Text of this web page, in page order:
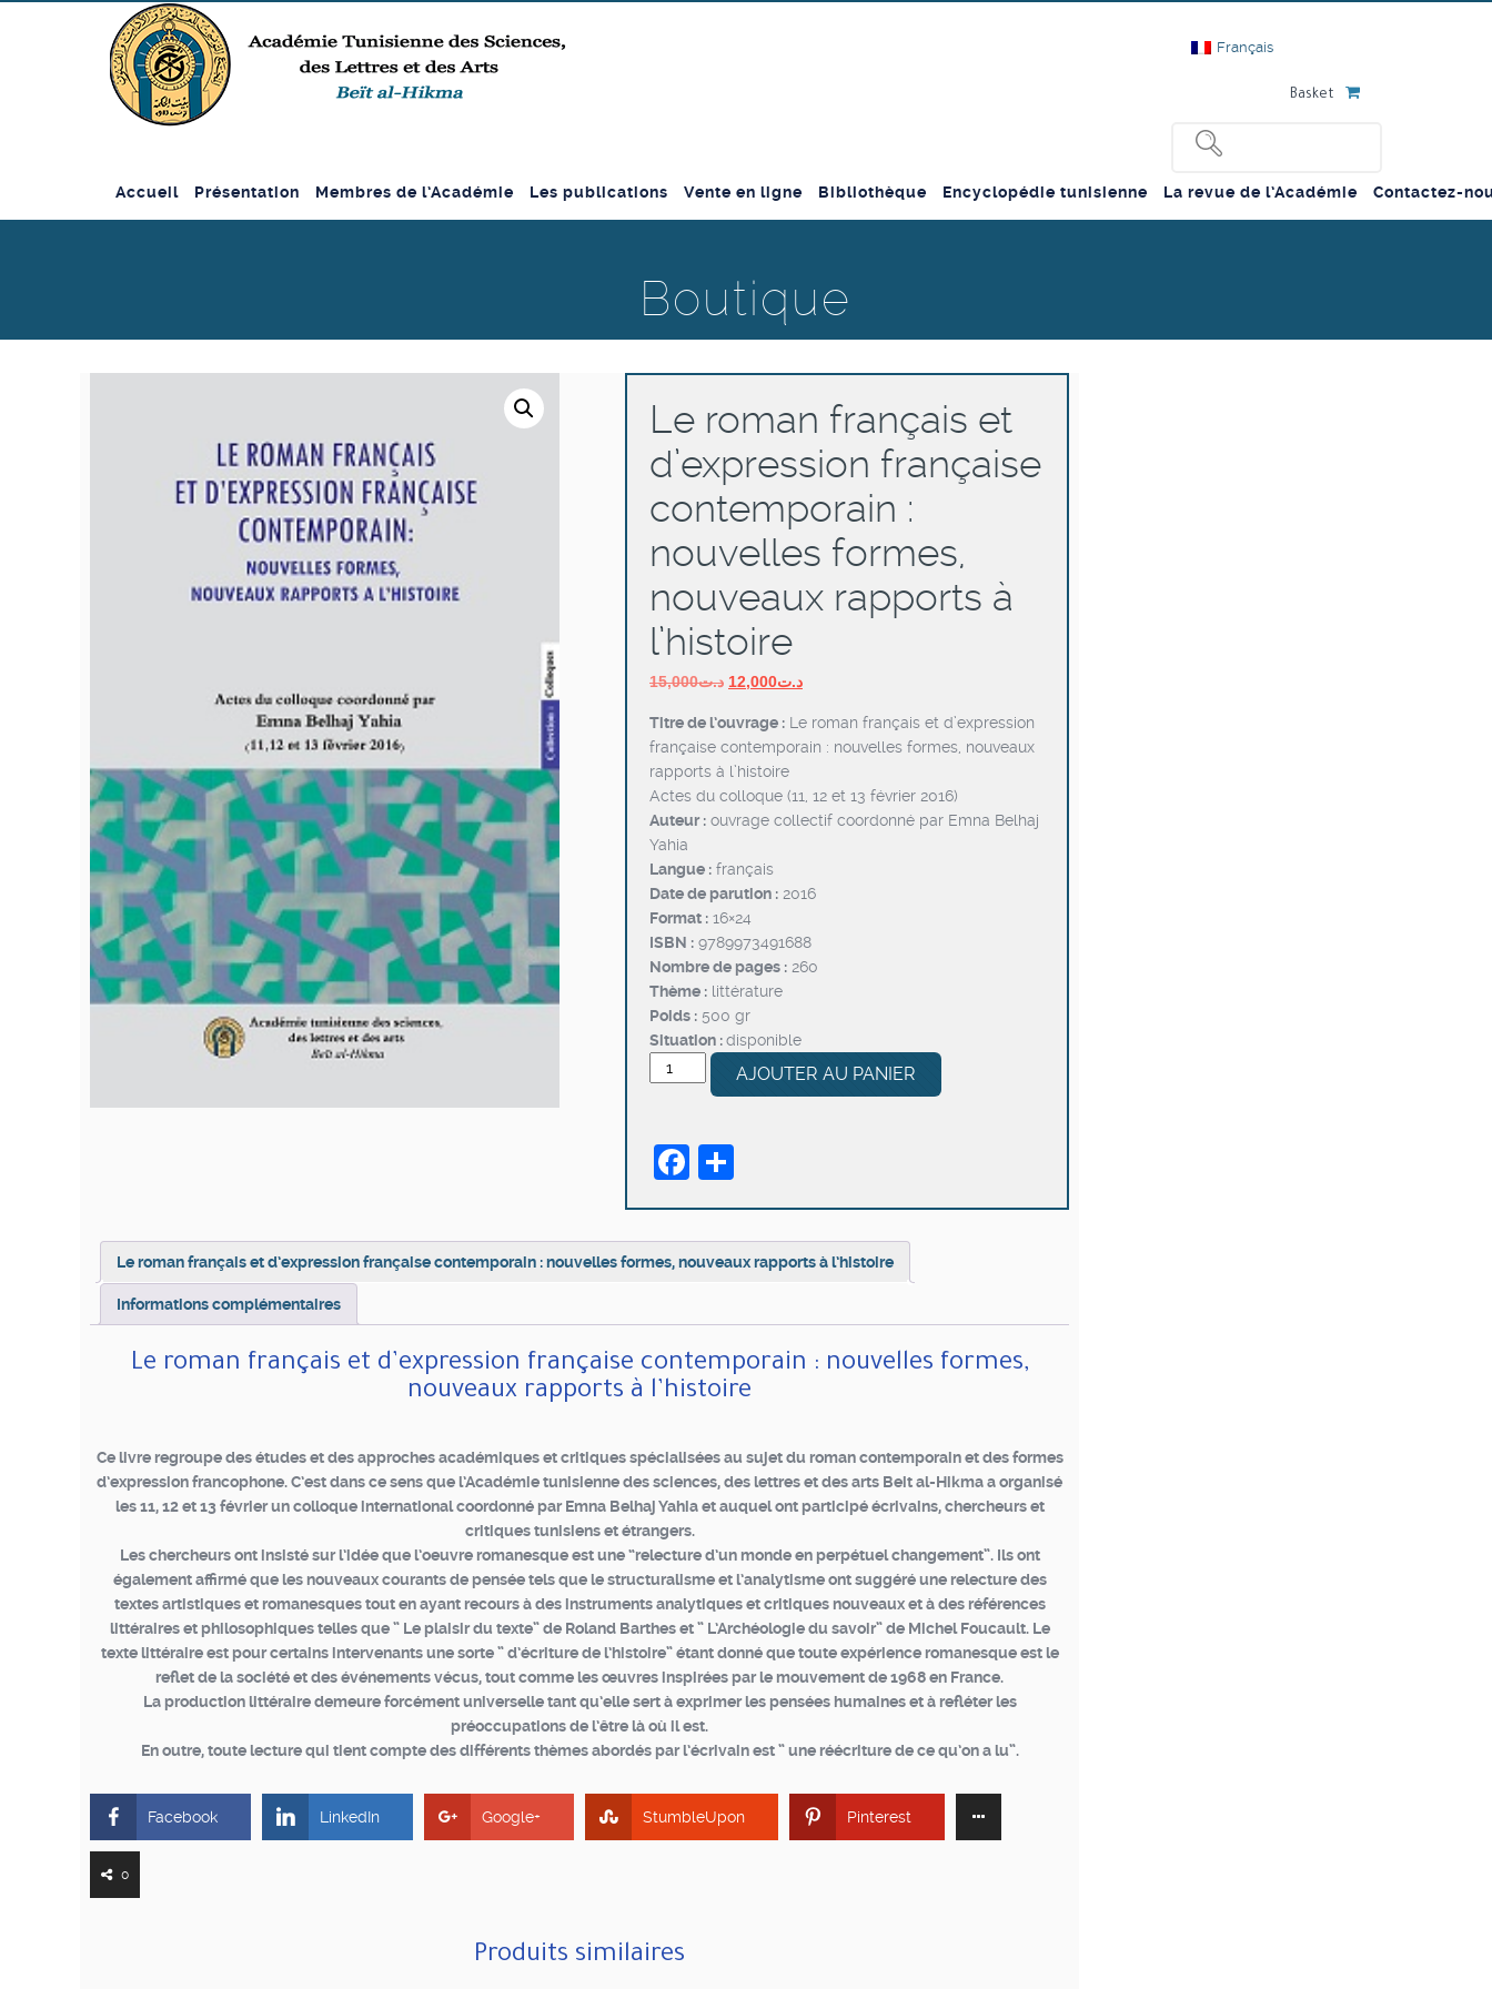
Français
Basket
Accueil Présentation Membres de l’Académie Les publications Vente en ligne Bibliothèque Encyclopédie tunisienne La revue de l’Académie Contactez-
Boutique
Le roman français et
d’expression française
contemporain :
nouvelles formes,
nouveaux rapports à
l’histoire
د.ت15,000
Le
initial
était :
د.ت12,000
Le
actuel
est :
Titre de l’ouvrage : Le roman français et d’expression
française contemporain : nouvelles formes, nouveaux
rapports à l’histoire
Actes du colloque (11, 12 et 13 février 2016)
Auteur : ouvrage collectif coordonné par Emna Belhaj
Yahia
Langue : français
Date de parution : 2016
Format : 16×24
ISBN : 9789973491688
Nombre de pages : 260
Thème : littérature
Poids : 500 gr
Situation :disponible
quantité
de
français
d’expression
contemporain
nouveaux
rapports
AJOUTER AU PANIER
Facebook
Le roman français et d’expression française contemporain : nouvelles formes, nouveaux rapports à l’histoire
Informations complémentaires
Le roman français et d’expression française contemporain : nouvelles formes,
nouveaux rapports à l’histoire
Ce livre regroupe des études et des approches académiques et critiques spécialisées au sujet du roman contemporain et des formes
d’expression francophone. C’est dans ce sens que l’Académie tunisienne des sciences, des lettres et des arts Beit al-Hikma a organisé
les 11, 12 et 13 février un colloque international coordonné par Emna Belhaj Yahia et auquel ont participé écrivains, chercheurs et
critiques tunisiens et étrangers.
Les chercheurs ont insisté sur l’idée que l’oeuvre romanesque est une “relecture d’un monde en perpétuel changement”. Ils ont
également affirmé que les nouveaux courants de pensée tels que le structuralisme et l’analytisme ont suggéré une relecture des
textes artistiques et romanesques tout en ayant recours à des instruments analytiques et critiques nouveaux et à des références
littéraires et philosophiques telles que ” Le plaisir du texte” de Roland Barthes et ” L’Archéologie du savoir” de Michel Foucault. Le
texte littéraire est pour certains intervenants une sorte ” d’écriture de l’histoire” étant donné que toute expérience romanesque est le
reflet de la société et des événements vécus, tout comme les œuvres inspirées par le mouvement de 1968 en France.
La production littéraire demeure forcément universelle tant qu’elle sert à exprimer les pensées humaines et à refléter les
préoccupations de l’être là où il est.
En outre, toute lecture qui tient compte des différents thèmes abordés par l’écrivain est ” une réécriture de ce qu’on a lu”.
Facebook LinkedIn Google+ StumbleUpon Pinterest
0
Produits similaires